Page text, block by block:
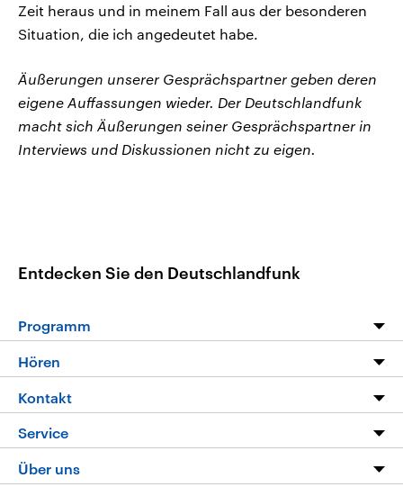
Zeit heraus und in meinem Fall aus der besonderen
Situation, die ich angedeutet habe.
Äußerungen unserer Gesprächspartner geben deren
eigene Auffassungen wieder. Der Deutschlandfunk
macht sich Äußerungen seiner Gesprächspartner in
Interviews und Diskussionen nicht zu eigen.
Entdecken Sie den Deutschlandfunk
Programm
Die Nachrichten
Nachrichtenleicht
Neue Beiträge auf dlf.de
Hören
Livestream
Podcasts
Deutschlandfunk App
Kontakt
Hörerservice
Service
FAQ
Über uns